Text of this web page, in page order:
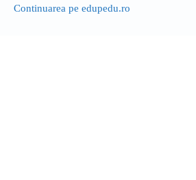
Continuarea pe edupedu.ro